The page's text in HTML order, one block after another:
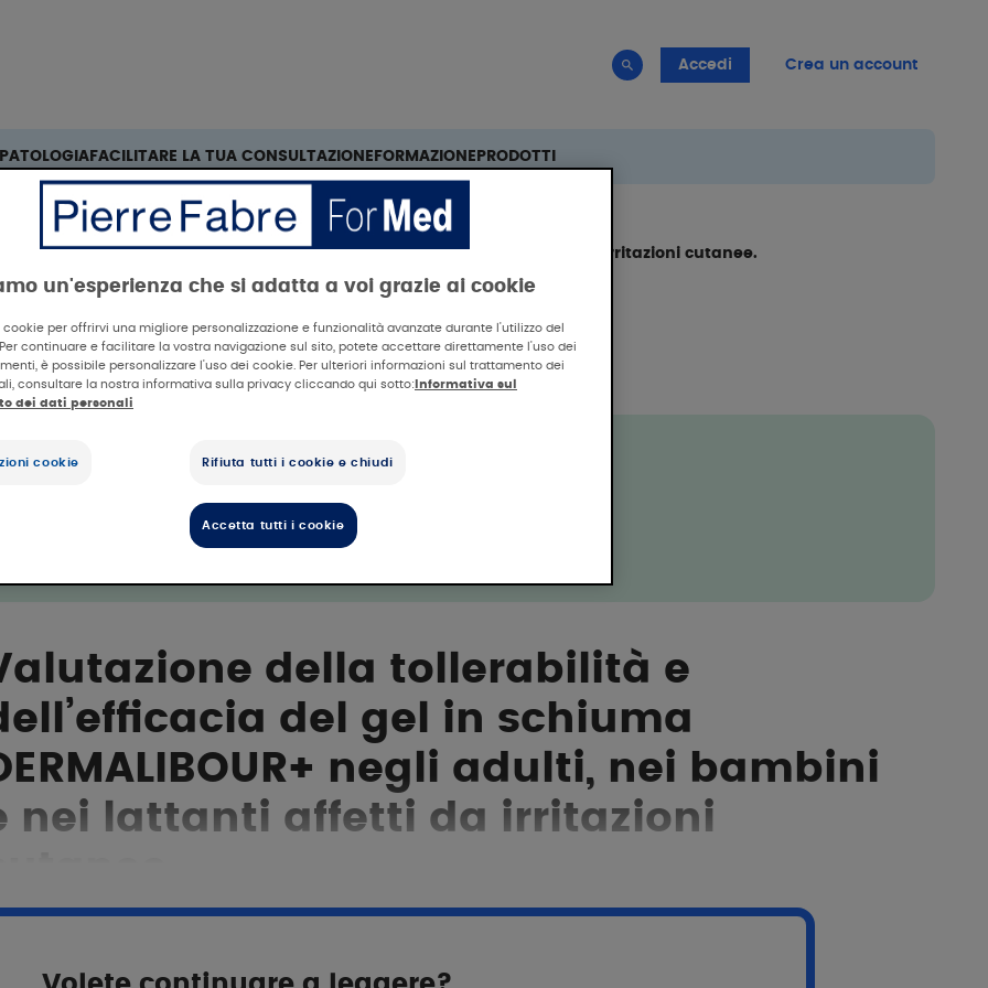
Accedi Crea un account
PATOLOGIA FACILITARE LA TUA CONSULTAZIONE FORMAZIONE PRODOTTI
DERMALIBOUR+ negli adulti, nei bambini e nei lattanti affetti da irritazioni cutanee.
clinici
della tollerabilità e
del gel in schiuma
negli adulti, nei bambini
nei lattanti affetti da irritazioni
un'esperienza che si adatta a voi grazie ai cookie
cookie per offrirvi una migliore personalizzazione e funzionalità avanzate durante l'utilizzo del
continuare e facilitare la vostra navigazione sul sito, potete accettare direttamente l'uso dei
è possibile personalizzare l'uso dei cookie. Per ulteriori informazioni sul trattamento dei
consultare la nostra informativa sulla privacy cliccando qui sotto: Informativa sul
dei dati personali
cookie Rifiuta tutti i cookie e chiudi
Accetta tutti i cookie